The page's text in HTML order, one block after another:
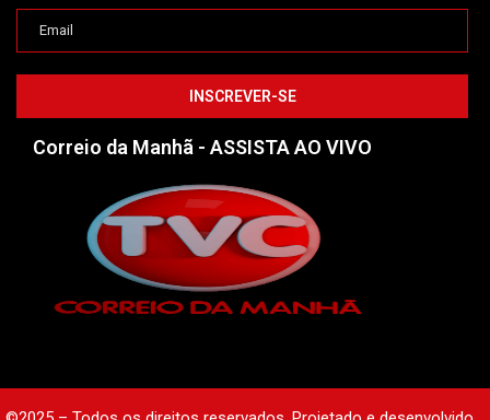
Correio da Manhã - ASSISTA AO VIVO